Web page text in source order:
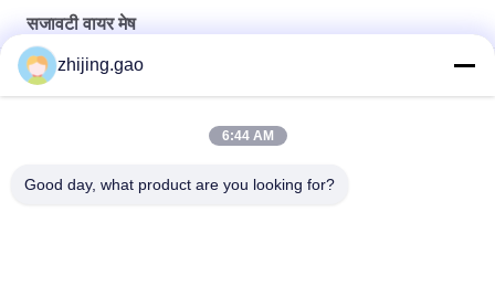
सजावटी वायर मेष
स्टेनलेस स्टील रस्सी सीढ़ी अलगाव स्क्रीन के लिए वास्तुशिल्प तार जाल
zhijing.gao
6:44 AM
Good day, what product are you looking for?